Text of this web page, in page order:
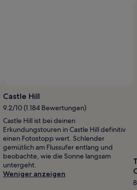
Castle Hill
9.2/10 (1.184 Bewertungen)
Castle Hill ist bei deinen
Erkundungstouren in Castle Hill definitiv
einen Fotostopp wert. Schlender
gemütlich am Flussufer entlang und
beobachte, wie die Sonne langsam
untergeht.
Weniger anzeigen